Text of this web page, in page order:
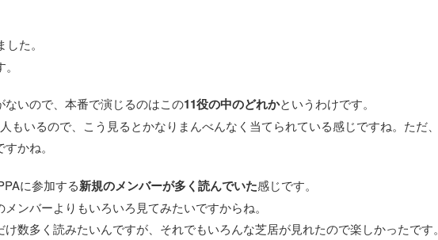
た。
いので、本番で演じるのはこの11役の中のどれかというわけです。
もいるので、こう見るとかなりまんべんなく当てられている感じですね。ただ、
すかね。
に参加する新規のメンバーが多く読んでいた感じです。
ンバーよりもいろいろ見てみたいですからね。
数多く読みたいんですが、それでもいろんな芝居が見れたので楽しかったです。